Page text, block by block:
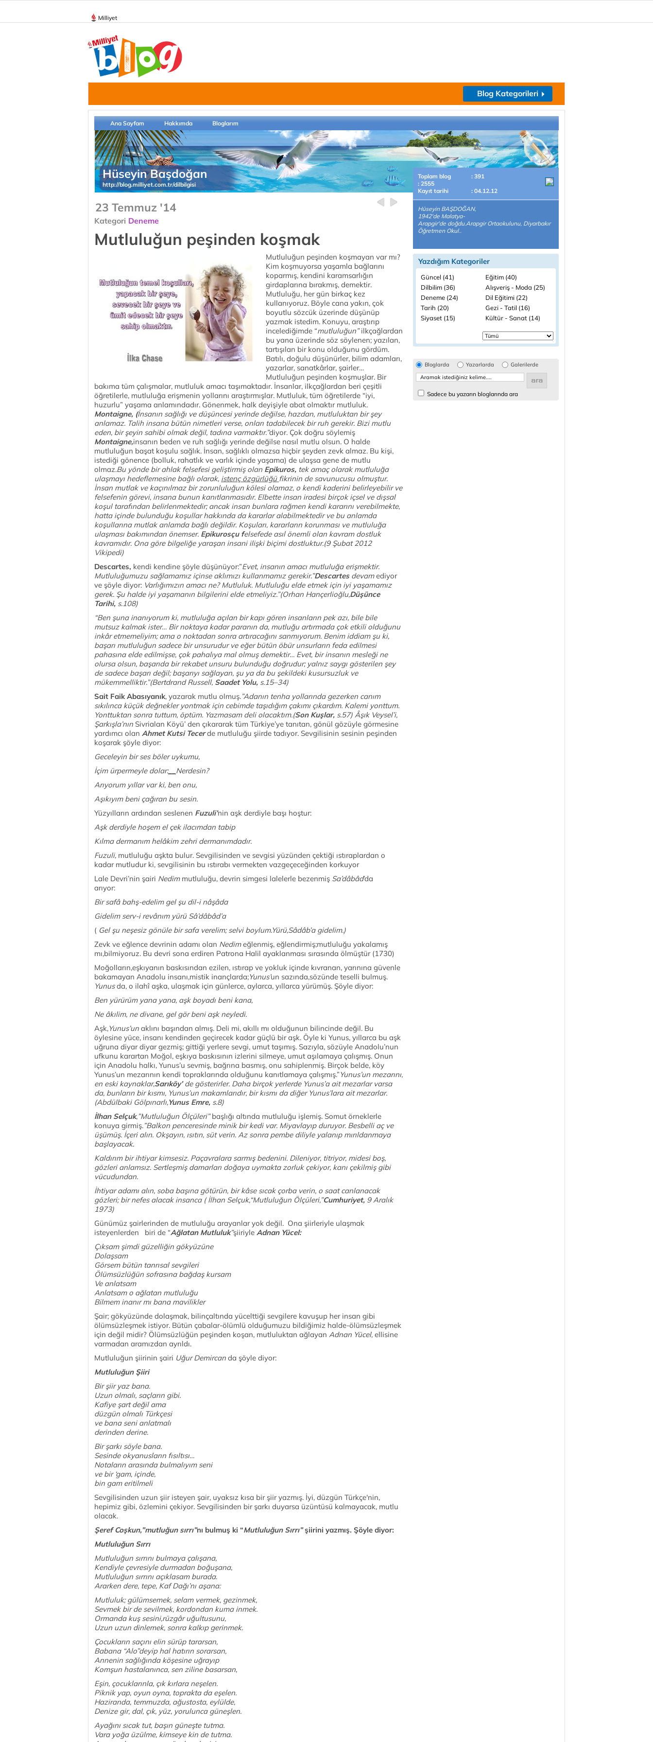
Milliyet
Blog Kategorileri
Ana Sayfam Hakkımda Bloglarım
Hüseyin Başdoğan
http://blog.milliyet.com.tr/dilbilgisi
23 Temmuz '14
Kategori Deneme
Mutluluğun peşinden koşmak
Mutluluğun peşinden koşmayan var mı?
Kim koşmuyorsa yaşamla bağlarını
koparmış, kendini karamsarlığın
girdaplarına bırakmış, demektir.
Mutluluğu, her gün birkaç kez
kullanıyoruz. Böyle cana yakın, çok
boyutlu sözcük üzerinde düşünüp
yazmak istedim. Konuyu, araştırıp
incelediğimde “mutluluğun”ilkçağlardan
bu yana üzerinde söz söylenen; yazılan,
tartışılan bir konu olduğunu gördüm.
Batılı, doğulu düşünürler, bilim adamları,
yazarlar, sanatkârlar, şairler…
Mutluluğun peşinden koşmuşlar. Bir
bakıma tüm çalışmalar, mutluluk amacı taşımaktadır. İnsanlar, ilkçağlardan beri çeşitli
öğretilerle, mutluluğa erişmenin yollarını araştırmışlar. Mutluluk, tüm öğretilerde “iyi,
huzurlu” yaşama anlamındadır. Gönenmek, halk deyişiyle abat olmaktır mutluluk.
Montaigne, (İnsanın sağlığı ve düşüncesi yerinde değilse, hazdan, mutluluktan bir şey
anlamaz. Talih insana bütün nimetleri verse, onları tadabilecek bir ruh gerekir. Bizi mutlu
eden, bir şeyin sahibi olmak değil, tadına varmaktır.”diyor. Çok doğru söylemiş
Montaigne,insanın beden ve ruh sağlığı yerinde değilse nasıl mutlu olsun. O halde
mutluluğun başat koşulu sağlık. İnsan, sağlıklı olmazsa hiçbir şeyden zevk almaz. Bu kişi,
istediği gönence (bolluk, rahatlık ve varlık içinde yaşama) de ulaşsa gene de mutlu
olmaz.Bu yönde bir ahlak felsefesi geliştirmiş olan Epikuros, tek amaç olarak mutluluğa
ulaşmayı hedeflemesine bağlı olarak, istenç özgürlüğü fikrinin de savunucusu olmuştur.
İnsan mutlak ve kaçınılmaz bir zorunluluğun kölesi olamaz, o kendi kaderini belirleyebilir ve
felsefenin görevi, insana bunun kanıtlanmasıdır. Elbette insan iradesi birçok içsel ve dışsal
koşul tarafından belirlenmektedir; ancak insan bunlara rağmen kendi kararını verebilmekte,
hatta içinde bulunduğu koşullar hakkında da kararlar alabilmektedir ve bu anlamda
koşullarına mutlak anlamda bağlı değildir. Koşuları, kararların korunması ve mutluluğa
ulaşması bakımından önemser. Epikurosçu felsefede asıl önemli olan kavram dostluk
kavramıdır. Ona göre bilgeliğe yaraşan insani ilişki biçimi dostluktur.(9 Şubat 2012
Vikipedi)
Descartes, kendi kendine şöyle düşünüyor:”Evet, insanın amacı mutluluğa erişmektir.
Mutluluğumuzu sağlamamız içinse aklımızı kullanmamız gerekir.”Descartesdevamediyor
ve şöyle diyor: Varlığımızın amacı ne? Mutluluk. Mutluluğu elde etmek için iyi yaşamamız
gerek. Şu halde iyi yaşamanın bilgilerini elde etmeliyiz.”(Orhan Hançerlioğlu,Düşünce
Tarihi, s.108)
“Ben şuna inanıyorum ki, mutluluğa açılan bir kapı gören insanların pek azı, bile bile
mutsuz kalmak ister… Bir noktaya kadar paranın da, mutluğu artırmada çok etkili olduğunu
inkâr etmemeliyim; ama o noktadan sonra artıracağını sanmıyorum. Benim iddiam şu ki,
başarı mutluluğun sadece bir unsurudur ve eğer bütün öbür unsurların feda edilmesi
pahasına elde edilmişse, çok pahalıya mal olmuş demektir… Evet, bir insanın mesleği ne
olursa olsun, başarıda bir rekabet unsuru bulunduğu doğrudur; yalnız saygı gösterilen şey
de sadece başarı değil; başarıyı sağlayan, şu ya da bu şekildeki kusursuzluk ve
mükemmelliktir.”(Bertdrand Russell, Saadet Yolu, s.15–34)
Sait Faik Abasıyanık, yazarak mutlu olmuş.”Adanın tenha yollarında gezerken canım
sıkılınca küçük değnekler yontmak için cebimde taşıdığım çakımı çıkardım. Kalemi yonttum.
Yonttuktan sonra tuttum, öptüm. Yazmasam deli olacaktım.(Son Kuşlar, s.57) Âşık Veysel’i,
Şarkışla’nın Sivrialan Köyü’ den çıkararak tüm Türkiye’ye tanıtan, gönül gözüyle görmesine
yardımcı olan Ahmet Kutsi Tecer de mutluluğu şiirde tadıyor. Sevgilisinin sesinin peşinden
koşarak şöyle diyor:
Geceleyin bir ses böler uykumu,
İçim ürpermeyle dolar:__ Nerdesin?
Arıyorum yıllar var ki, ben onu,
Aşıkıyım beni çağıran bu sesin.
Yüzyılların ardından seslenen Fuzuli’nin aşk derdiyle başı hoştur:
Aşk derdiyle hoşem el çek ilacımdan tabip
Kılma dermanım helâkim zehri dermanımdadır.
Fuzuli, mutluluğu aşkta bulur. Sevgilisinden ve sevgisi yüzünden çektiği ıstıraplardan o
kadar mutludur ki, sevgilisinin bu ıstırabı vermekten vazgeçeceğinden korkuyor
Lale Devri’nin şairi Nedim mutluluğu, devrin simgesi lalelerle bezenmiş Sa’dâbâd’da
arıyor:
Bir safâ bahş-edelim gel şu dil-i nâşâda
Gidelim serv-i revânım yürü Sâ’dâbâd’a
( Gel şu neşesiz gönüle bir safa verelim; selvi boylum.Yürü,Sâdâb’a gidelim.)
Zevk ve eğlence devrinin adamı olan Nedimeğlenmiş, eğlendirmiş;mutluluğu yakalamış
mı,bilmiyoruz. Bu devri sona erdiren Patrona Halil ayaklanması sırasında ölmüştür (1730)
Moğolların,eşkıyanın baskısından ezilen, ıstırap ve yokluk içinde kıvranan, yarınına güvenle
bakamayan Anadolu insanı,mistik inançlarda;Yunus’un sazında,sözünde teselli bulmuş.
Yunusda, o ilahî aşka, ulaşmak için günlerce, aylarca, yıllarca yürümüş. Şöyle diyor:
Ben yürürüm yana yana, aşk boyadı beni kana,
Ne âkılim, ne divane, gel gör beni aşk neyledi.
Aşk,Yunus’un aklını başından almış. Deli mi, akıllı mı olduğunun bilincinde değil. Bu
öylesine yüce, insanı kendinden geçirecek kadar güçlü bir aşk. Öyle ki Yunus, yıllarca bu aşk
uğruna diyar diyar gezmiş; gittiği yerlere sevgi, umut taşımış. Sazıyla, sözüyle Anadolu’nun
ufkunu karartan Moğol, eşkıya baskısının izlerini silmeye, umut aşılamaya çalışmış. Onun
için Anadolu halkı, Yunus’u sevmiş, bağrına basmış, onu sahiplenmiş. Birçok belde, köy
Yunus’un mezarının kendi topraklarında olduğunu kanıtlamaya çalışmış.”Yunus’un mezarını,
en eski kaynaklar,Sarıköy’de gösterirler. Daha birçok yerlerde Yunus’a ait mezarlar varsa
da, bunların bir kısmı, Yunus’un makamlarıdır, bir kısmı da diğer Yunus’lara ait mezarlar.
(Abdülbaki Gölpınarlı,Yunus Emre, s.8)
İlhan Selçuk,”Mutluluğun Ölçüleri”başlığı altında mutluluğu işlemiş. Somut örneklerle
konuya girmiş.”Balkon penceresinde minik bir kedi var. Miyavlayıp duruyor. Besbelli aç ve
üşümüş. İçeri alın. Okşayın, ısıtın, süt verin. Az sonra pembe diliyle yalanıp mırıldanmaya
başlayacak.
Kaldırım bir ihtiyar kimsesiz. Paçavralara sarmış bedenini. Dileniyor, titriyor, midesi boş,
gözleri anlamsız. Sertleşmiş damarları doğaya uymakta zorluk çekiyor, kanı çekilmiş gibi
vücudundan.
İhtiyar adamı alın, soba başına götürün, bir kâse sıcak çorba verin, o saat canlanacak
gözleri; bir nefes alacak insanca ( İlhan Selçuk,“Mutluluğun Ölçüleri,”Cumhuriyet, 9 Aralık
1973)
Günümüz şairlerinden de mutluluğu arayanlar yok değil. Ona şiirleriyle ulaşmak
isteyenlerden biri de “Ağlatan Mutluluk”şiiriyle Adnan Yücel:
Çıksam şimdi güzelliğin gökyüzüne
Dolaşsam
Görsem bütün tanrısal sevgileri
Ölümsüzlüğün sofrasına bağdaş kursam
Ve anlatsam
Anlatsam o ağlatan mutluluğu
Bilmem inanır mı bana mavilikler
Şair; gökyüzünde dolaşmak, bilinçaltında yücelttiği sevgilere kavuşup her insan gibi
ölümsüzleşmek istiyor. Bütün çabalar-ölümlü olduğumuzu bildiğimiz halde-ölümsüzleşmek
için değil midir? Ölümsüzlüğün peşinden koşan, mutluluktan ağlayan Adnan Yücel, ellisine
varmadan aramızdan ayrıldı.
Mutluluğun şiirinin şairi Uğur Demircan da şöyle diyor:
Mutluluğun Şiiri
Bir şiir yaz bana.
Uzun olmalı, saçların gibi.
Kafiye şart değil ama
düzgün olmalı Türkçesi
ve bana seni anlatmalı
derinden derine.
Bir şarkı söyle bana.
Sesinde okyanusların fısıltısı…
Notaların arasında bulmalıyım seni
ve bir ‘gam, içinde,
bin gam eritilmeli
Sevgilisinden uzun şiir isteyen şair, uyaksız kısa bir şiir yazmış. İyi, düzgün Türkçe'nin,
hepimiz gibi, özlemini çekiyor. Sevgilisinden bir şarkı duyarsa üzüntüsü kalmayacak, mutlu
olacak.
Şeref Coşkun,”mutluğun sırrı”nı bulmuş ki “Mutluluğun Sırrı”şiirini yazmış. Şöyle diyor:
Mutluluğun Sırrı
Mutluluğun sırrını bulmaya çalışana,
Kendiyle çevresiyle durmadan boğuşana,
Mutluluğun sırrını açıklasam burada.
Ararken dere, tepe, Kaf Dağı’nı aşana:
Mutluluk; gülümsemek, selam vermek, gezinmek,
Sevmek bir de sevilmek, kordondan kuma inmek.
Ormanda kuş sesini,rüzgâr uğultusunu,
Uzun uzun dinlemek, sonra kalkıp gerinmek.
Çocukların saçını elin sürüp tararsan,
Babana “Alo”deyip hal hatırın sorarsan,
Annenin sağlığında köşesine uğrayıp
Komşun hastalanınca, sen ziline basarsan,
Eşin, çocuklarınla, çık kırlara neşelen.
Piknik yap, oyun oyna, toprakta da eşelen.
Haziranda, temmuzda, ağustosta, eylülde,
Denize gir, dal, çık, yüz, yorulunca güneşlen.
Ayağını sıcak tut, başın güneşte tutma.
Vara yoğa üzülme, kimseye kin de tutma.
Toplam blog
: 391
: 2555
Kayıt tarihi
: 04.12.12
Hüseyin BAŞDOĞAN,
1942'de Malatya-
Arapgir'de doğdu.Arapgir Ortaokulunu, Diyarbakır
Öğretmen Okul..
Yazdığım Kategoriler
Güncel (41)
Eğitim (40)
Dilbilim (36)
Alışveriş - Moda (25)
Deneme (24)
Dil Eğitimi (22)
Tarih (20)
Gezi - Tatil (16)
Siyaset (15)
Kültür - Sanat (14)
Bloglarda Yazarlarda Galerilerde
Sadece bu yazarın bloglarında ara